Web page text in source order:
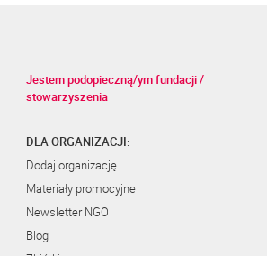
Jestem podopieczną/ym fundacji /
stowarzyszenia
DLA ORGANIZACJI:
Dodaj organizację
Materiały promocyjne
Newsletter NGO
Blog